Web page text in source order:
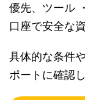
優先、ツール
口座で安全な
具体的な条件
ポートに確認